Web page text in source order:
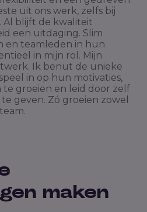
uit ons werk, zelfs bij
blijft de kwaliteit
een uitdaging. Slim
en teamleden in hun
in mijn rol. Mijn
Ik benut de unieke
in op hun motivaties,
groeien en leid door zelf
geven. Zó groeien zowel
maken